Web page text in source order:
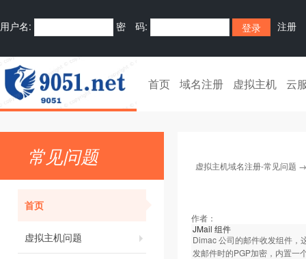
用户名: 密 码: 注册
首页 域名注册 虚拟主机 云
常见问题
首页
虚拟主机问题
虚拟主机域名注册-常见问题
作者：
JMail 组件
Dimac 公司的邮件收发组件，
发邮件时的PGP加密，内置一